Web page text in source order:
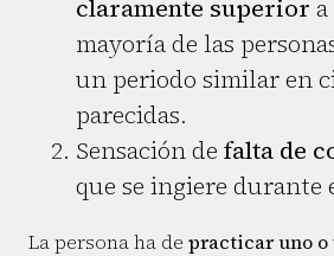
claramente superior
mayoría de las
un periodo similar en
parecidas.
Sensación de falta de
que se ingiere durante
La persona ha de practicar uno o